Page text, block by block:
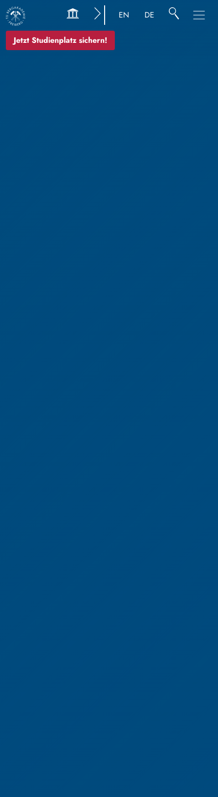
Jetzt Studienplatz sichern!
EN DE